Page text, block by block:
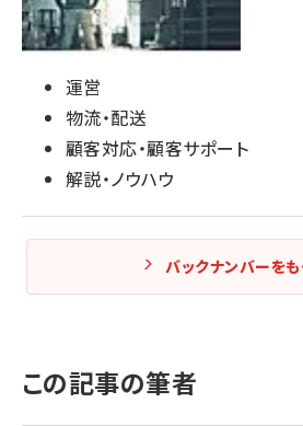
運営
物流・配送
顧客対応・顧客サポート
解説・ノウハウ
バックナンバーをも
この記事の筆者